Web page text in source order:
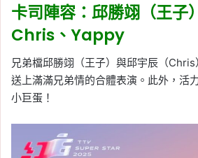
卡司陣容：邱勝翊（王子
Chris、Yappy
兄弟檔邱勝翊（王子）與邱宇辰（
送上滿滿兄弟情的合體表演。此外，活
小巨蛋！